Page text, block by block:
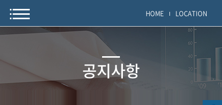
HOME LOCATION
공지사항